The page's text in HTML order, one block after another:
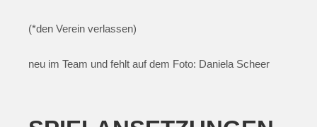
(*den Verein verlassen)
neu im Team und fehlt auf dem Foto: Daniela Scheer